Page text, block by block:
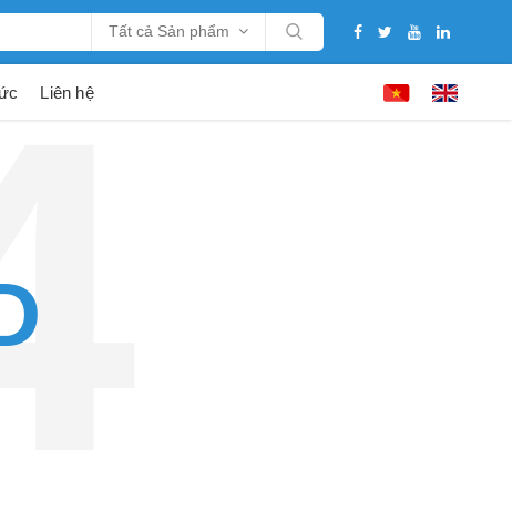
Tất cả Sản phẩm
Liên hệ